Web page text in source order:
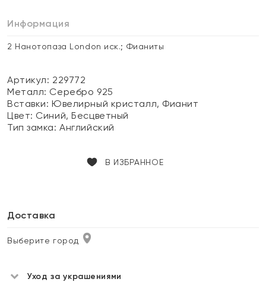
Информация
2 Нанотопаза London иск.; Фианиты
Артикул: 229772
Металл: Серебро 925
Вставки:Ювелирный кристалл, Фианит
Цвет: Синий, Бесцветный
Тип замка:Английский
В ИЗБРАННОЕ
Доставка
Выберите город
Уход за украшениями